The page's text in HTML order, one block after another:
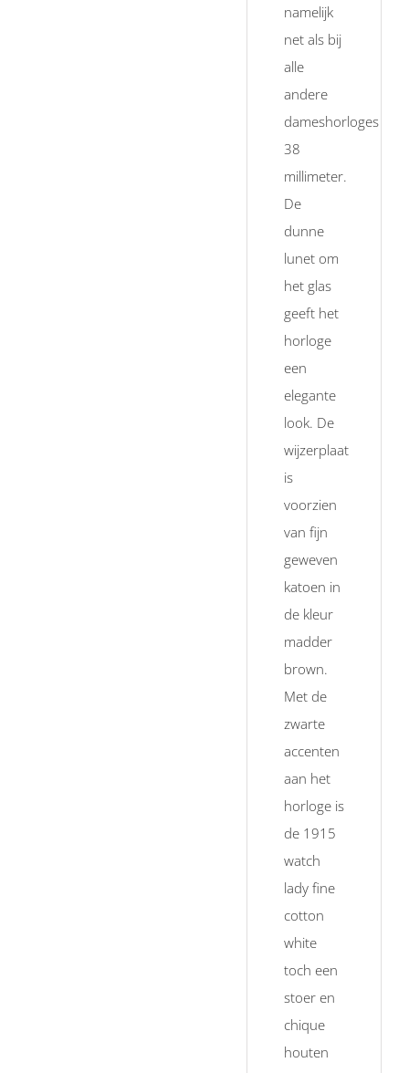
namelijk
net als bij
alle
andere
dameshorloges
38
millimeter.
De
dunne
lunet om
het glas
geeft het
horloge
een
elegante
look. De
wijzerplaat
is
voorzien
van fijn
geweven
katoen in
de kleur
madder
brown.
Met de
zwarte
accenten
aan het
horloge is
de 1915
watch
lady fine
cotton
white
toch een
stoer en
chique
houten